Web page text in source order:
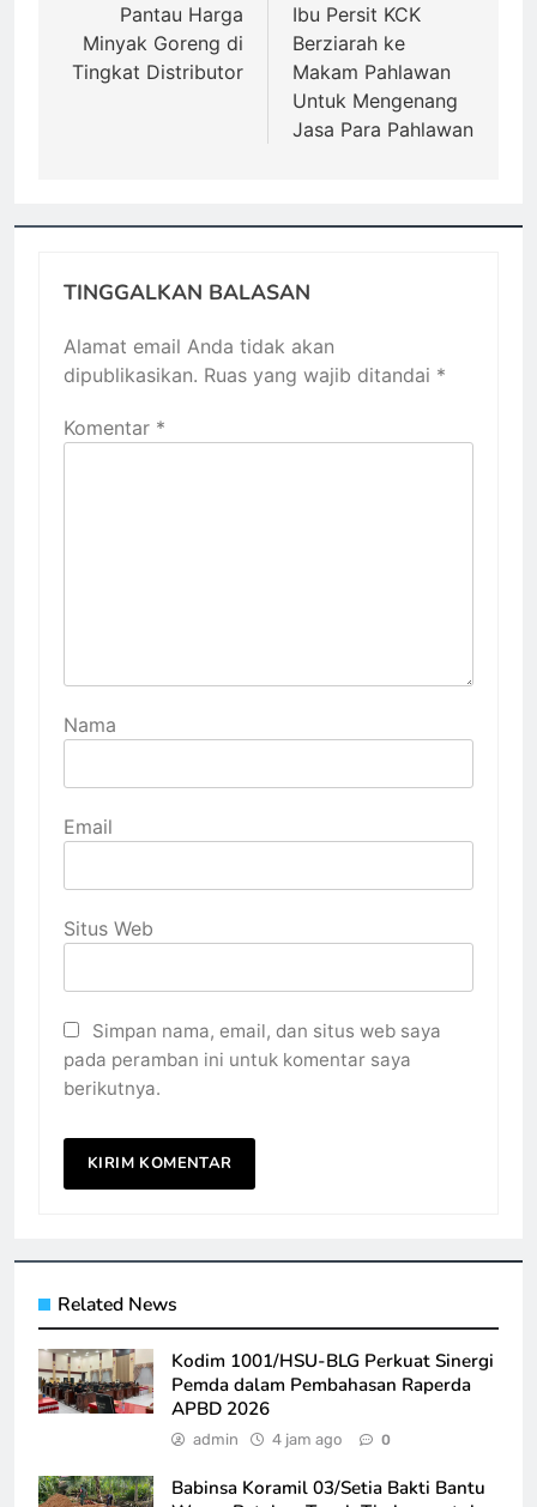
Pantau Harga
Minyak Goreng di
Tingkat Distributor
Ibu Persit KCK
Berziarah ke
Makam Pahlawan
Untuk Mengenang
Jasa Para Pahlawan
TINGGALKAN BALASAN
Alamat email Anda tidak akan
dipublikasikan. Ruas yang wajib ditandai *
Komentar *
Nama
Email
Situs Web
Simpan nama, email, dan situs web saya
pada peramban ini untuk komentar saya
berikutnya.
Related News
Kodim 1001/HSU-BLG Perkuat Sinergi
Pemda dalam Pembahasan Raperda
APBD 2026
admin 4 jam ago 0
Babinsa Koramil 03/Setia Bakti Bantu